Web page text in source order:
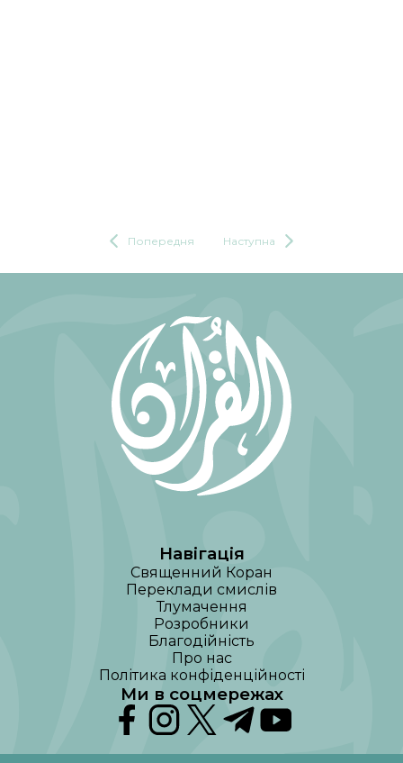
Попередня Наступна
Навігація
Священний Коран
Переклади смислів
Тлумачення
Розробники
Благодійність
Про нас
Політика конфіденційності
Ми в соцмережах